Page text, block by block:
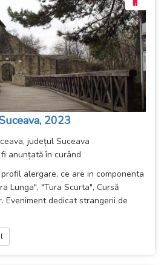
2023
județul Suceava
anunțată în curând
alergare, ce are in componenta
Lunga", "Tura Scurta", Cursă
Eveniment dedicat strangerii de